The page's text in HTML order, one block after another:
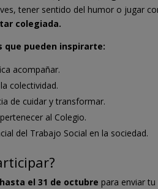
tener sentido del humor o jugar
colegiada.
que pueden inspirarte:
acompañar.
colectividad.
de cuidar y transformar.
al Colegio.
del Trabajo Social en la sociedad.
hasta el 31 de octubre para enviar